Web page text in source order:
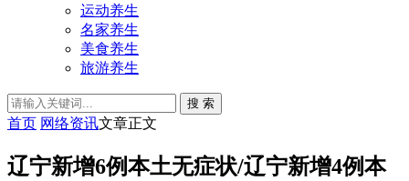
运动养生
名家养生
美食养生
旅游养生
搜 索
首页 网络资讯文章正文
辽宁新增6例本土无症状/辽宁新增4例本